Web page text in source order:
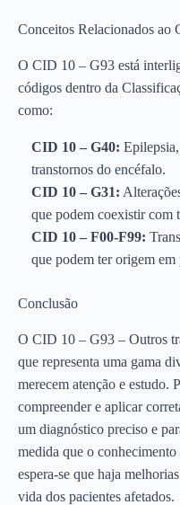
Conceitos Relacionados ao
O CID 10 – G93 está
códigos dentro da
como:
CID 10 – G40:
transtornos do encéfalo.
CID 10 – G31:
que podem coexistir com
CID 10 – F00-F99:
que podem ter origem
Conclusão
O CID 10 – G93 – Outros
que representa uma gama
merecem atenção e estudo.
compreender e aplicar
um diagnóstico preciso e
medida que o conhecimento
espera-se que haja
vida dos pacientes afetados.